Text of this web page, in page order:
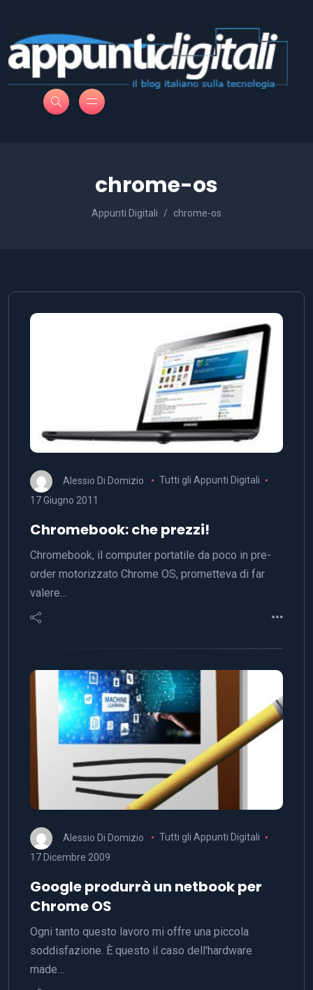
chrome-os
Appunti Digitali chrome-os
Alessio Di Domizio
Tutti gli Appunti Digitali
17 Giugno 2011
Chromebook: che prezzi!
Chromebook, il computer portatile da poco in pre-
order motorizzato Chrome OS, prometteva di far
valere…
Alessio Di Domizio
Tutti gli Appunti Digitali
17 Dicembre 2009
Google produrrà un netbook per
Chrome OS
Ogni tanto questo lavoro mi offre una piccola
soddisfazione. È questo il caso dell'hardware
made…